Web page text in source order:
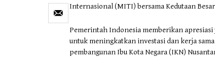
Internasional (MITI) bersama Kedutaan
Pemerintah Indonesia memberikan
untuk meningkatkan investasi dan kerja
pembangunan Ibu Kota Negara (IKN)